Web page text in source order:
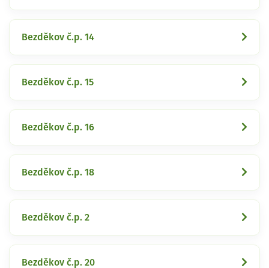
Bezděkov č.p. 14
Bezděkov č.p. 15
Bezděkov č.p. 16
Bezděkov č.p. 18
Bezděkov č.p. 2
Bezděkov č.p. 20